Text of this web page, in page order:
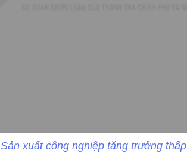
Sản xuất công nghiệp tăng trưởng thấp